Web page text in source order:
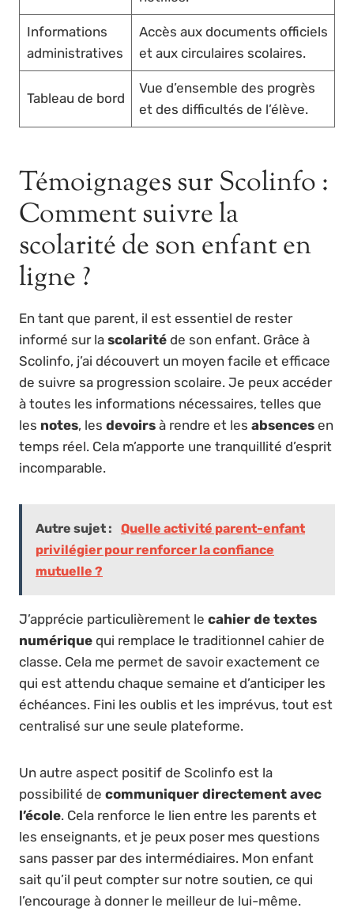
Informations
administratives
Accès aux documents officiels
et aux circulaires scolaires.
Tableau de bord
Vue d’ensemble des progrès
et des difficultés de l’élève.
Témoignages sur Scolinfo :
Comment suivre la
scolarité de son enfant en
ligne ?
En tant que parent, il est essentiel de rester
informé sur la scolarité de son enfant. Grâce à
Scolinfo, j’ai découvert un moyen facile et efficace
de suivre sa progression scolaire. Je peux accéder
à toutes les informations nécessaires, telles que
les notes, les devoirs à rendre et les absences en
temps réel. Cela m’apporte une tranquillité d’esprit
incomparable.
Autre sujet :
Quelle activité parent-enfant
privilégier pour renforcer la confiance
mutuelle ?
J’apprécie particulièrement le cahier de textes
numérique qui remplace le traditionnel cahier de
classe. Cela me permet de savoir exactement ce
qui est attendu chaque semaine et d’anticiper les
échéances. Fini les oublis et les imprévus, tout est
centralisé sur une seule plateforme.
Un autre aspect positif de Scolinfo est la
possibilité de communiquer directement avec
l’école. Cela renforce le lien entre les parents et
les enseignants, et je peux poser mes questions
sans passer par des intermédiaires. Mon enfant
sait qu’il peut compter sur notre soutien, ce qui
l’encourage à donner le meilleur de lui-même.